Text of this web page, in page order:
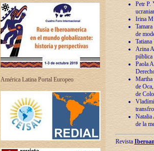
América Latina Portal Europeo
Petr P.
Irina
de
Arina
pública
Paola
Martha
de
de
Natalia
de la
Revista